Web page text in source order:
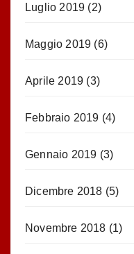
Luglio 2019 (2)
Maggio 2019 (6)
Aprile 2019 (3)
Febbraio 2019 (4)
Gennaio 2019 (3)
Dicembre 2018 (5)
Novembre 2018 (1)